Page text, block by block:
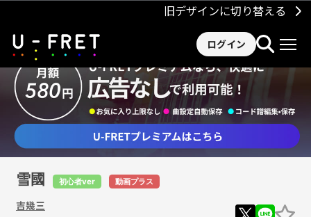
旧デザインに切り替える
ログイン
雪國 初心者ver 動画プラス
吉幾三